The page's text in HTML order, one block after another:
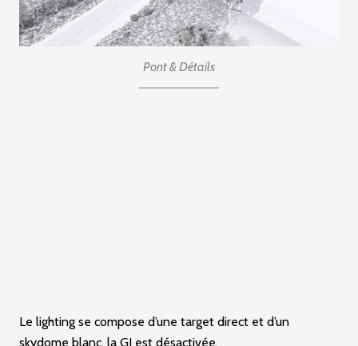
Pont & Détails
Le lighting se compose d’une target direct et d’un
skydome blanc, la GI est désactivée.